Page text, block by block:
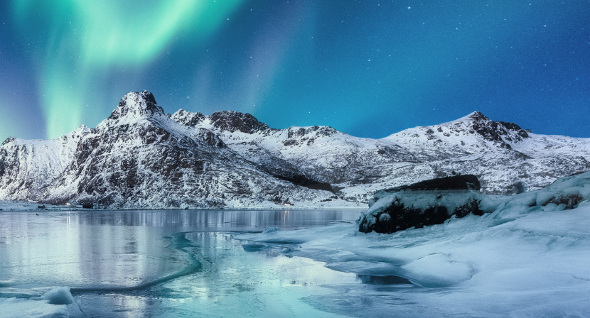
Jäähdytinpalvelu RefGroup Oy
Y-tunnus 2022624-2
+(358) 50 433 2222
SÄHKÖPOSTI
info@refgroup.fi
OSOITE
Lyijykatu 7, 05800 Hyvinkää
LINKIT
ETUSIVU
TUOTTEET